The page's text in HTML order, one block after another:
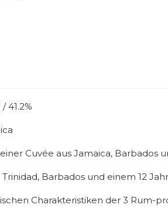
41.2%
Cuvée aus Jamaica, Barbados
Barbados und einem 12
Charakteristiken der 3 Rum-